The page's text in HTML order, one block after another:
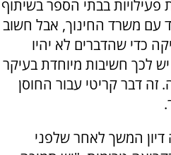
בבתי הספר בשיתוף
עם משרד החינוך, אבל חשוב
כדי שהדברים לא יהיו
יש לכך חשיבות מיוחדת בעיקר
דבר קריטי עבור החוסן
דיון המשך לאחר שלפני